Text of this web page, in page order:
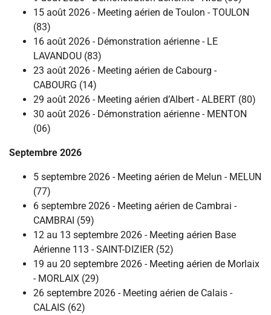
15 août 2026 - Meeting aérien de Toulon - TOULON
(83)
16 août 2026 - Démonstration aérienne - LE
LAVANDOU (83)
23 août 2026 - Meeting aérien de Cabourg -
CABOURG (14)
29 août 2026 - Meeting aérien d’Albert - ALBERT (80)
30 août 2026 - Démonstration aérienne - MENTON
(06)
Septembre 2026
5 septembre 2026 - Meeting aérien de Melun - MELUN
(77)
6 septembre 2026 - Meeting aérien de Cambrai -
CAMBRAI (59)
12 au 13 septembre 2026 - Meeting aérien Base
Aérienne 113 - SAINT-DIZIER (52)
19 au 20 septembre 2026 - Meeting aérien de Morlaix
- MORLAIX (29)
26 septembre 2026 - Meeting aérien de Calais -
CALAIS (62)